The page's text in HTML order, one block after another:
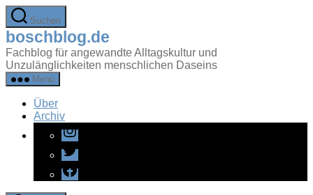
Zum
Inhalt
springen
Suchen
boschblog.de
Fachblog für angewandte Alltagskultur und
Unzulänglichkeiten menschlichen Daseins
Menü
Über
Archiv
Instagram
Twitter
Facebook